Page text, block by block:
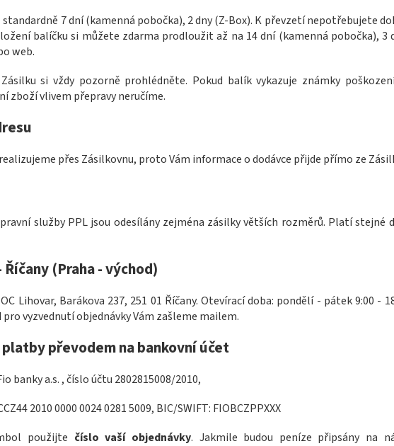
7 dní (kamenná pobočka), 2 dny (Z-Box). K převzetí nepotřebujete
balíčku si můžete zdarma prodloužit až na 14 dní (kamenná pobočka), 3
web.
Zásilku si vždy pozorně prohlédněte. Pokud balík vykazuje známky
zboží vlivem přepravy neručíme.
přes Zásilkovnu, proto Vám informace o dodávce přijde přímo ze
služby PPL jsou odesílány zejména zásilky větších rozměrů. Platí stejné
(Praha - východ)
Lihovar, Barákova 237, 251 01 Říčany. Otevírací doba: pondělí - pátek 9:00 -
pro vyzvednutí objednávky Vám zašleme mailem.
platby převodem na bankovní účet
banky a.s. , číslo účtu 2802815008/2010,
2010 0000 0024 0281 5009, BIC/SWIFT: FIOBCZPPXXX
použijte číslo vaší objednávky. Jakmile budou peníze připsány na